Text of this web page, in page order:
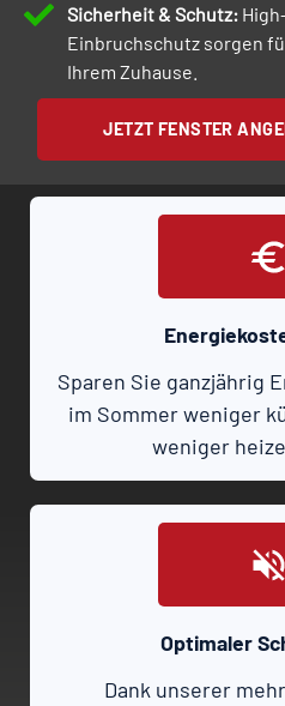
Sicherheit & Schutz:
Einbruchschutz sorgen
Ihrem Zuhause.
JETZT FENSTER
Sparen Sie ganzjährig
im Sommer weniger
weniger
Optimaler
Dank unserer